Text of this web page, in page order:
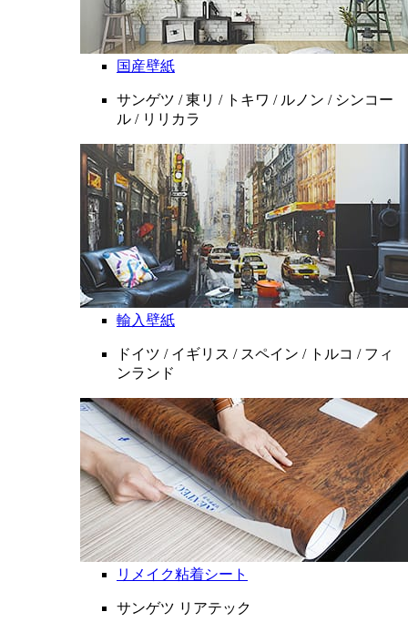
国産壁紙
サンゲツ / 東リ / トキワ / ルノン / シンコー
ル / リリカラ
輸入壁紙
ドイツ / イギリス / スペイン / トルコ / フィ
ンランド
リメイク粘着シート
サンゲツ リアテック